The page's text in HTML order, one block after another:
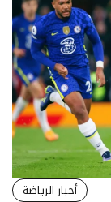
أخبار الرياضة